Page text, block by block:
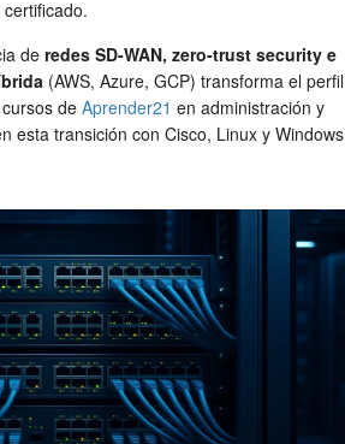
de redes SD-WAN, zero-trust security e
(AWS, Azure, GCP) transforma el perfil
de Aprender21 en administración y
esta transición con Cisco, Linux y Windows